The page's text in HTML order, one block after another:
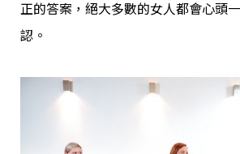
正的答案，絕大多數的女人都會心頭
認。